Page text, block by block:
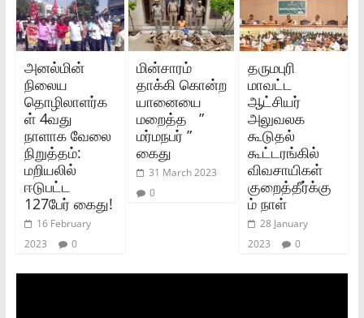
அனல்மின்
நிலைய
தொழிலாளர்க
ள் 4வது
நாளாக வேலை
நிறுத்தம்:
மறியலில்
ஈடுபட்ட
127பேர் கைது!
16 February
2023
0
மின்சாரம்
தாக்கி கொன்ற
யானையை
மறைத்த ”
மர்மநபர் ”
கைது
31 March 2023
0
தருமபுரி
மாவட்ட
ஆட்சியர்
அலுவலக
கூடுதல்
கூட்டரங்கில்
விவசாயிகள்
குறைத்தீர்க்கு
ம் நாள்
28 January
2023
0